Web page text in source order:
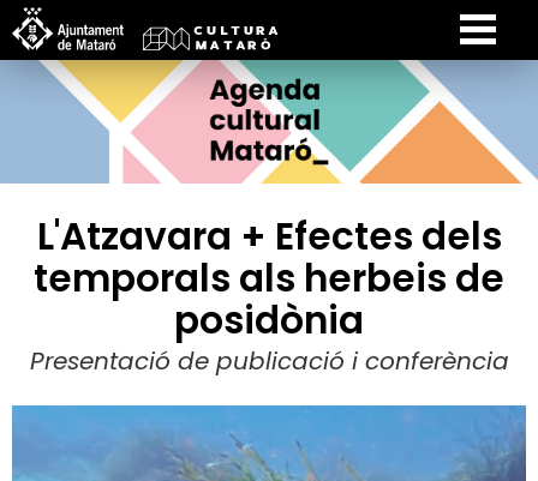
L'Atzavara + Efectes dels
temporals als herbeis de
posidònia
Presentació de publicació i conferència